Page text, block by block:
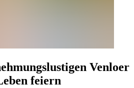
Venloer
feiern